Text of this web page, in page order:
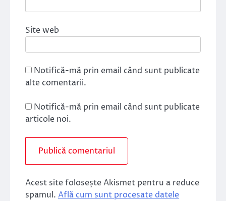
Site web
Notifică-mă prin email când sunt publicate
alte comentarii.
Notifică-mă prin email când sunt publicate
articole noi.
Acest site folosește Akismet pentru a reduce
spamul. Află cum sunt procesate datele